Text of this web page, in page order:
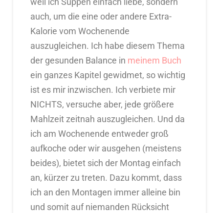
auch, um die eine oder andere Extra-
Kalorie vom Wochenende
auszugleichen. Ich habe diesem Thema
der gesunden Balance in meinem Buch
ein ganzes Kapitel gewidmet, so wichtig
ist es mir inzwischen. Ich verbiete mir
NICHTS, versuche aber, jede größere
Mahlzeit zeitnah auszugleichen. Und da
ich am Wochenende entweder groß
aufkoche oder wir ausgehen (meistens
beides), bietet sich der Montag einfach
an, kürzer zu treten. Dazu kommt, dass
ich an den Montagen immer alleine bin
und somit auf niemanden Rücksicht